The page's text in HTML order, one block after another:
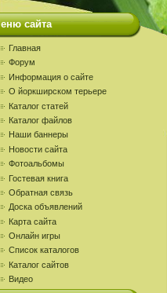
сайта
Главная
Форум
Информация о сайте
О йоркширском терьере
Каталог статей
Каталог файлов
Наши баннеры
Новости сайта
Фотоальбомы
Гостевая книга
Обратная связь
Доска объявлений
Карта сайта
Онлайн игры
Список каталогов
Каталог сайтов
Видео